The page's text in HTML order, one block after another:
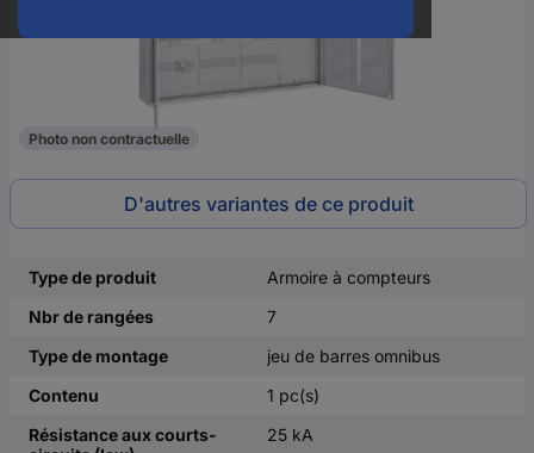
Photo non contractuelle
D'autres variantes de ce produit
Type de produit
Armoire à compteurs
Nbr de rangées
7
Type de montage
jeu de barres omnibus
Contenu
1 pc(s)
Résistance aux courts-
25 kA